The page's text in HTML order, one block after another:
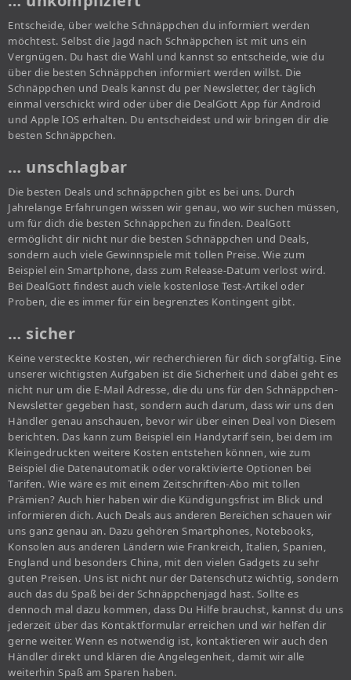
Entscheide, über welche Schnäppchen du informiert werden
möchtest. Selbst die Jagd nach Schnäppchen ist mit uns ein
Vergnügen. Du hast die Wahl und kannst so entscheide, wie du
über die besten Schnäppchen informiert werden willst. Die
Schnäppchen und Deals kannst du per Newsletter, der täglich
einmal verschickt wird oder über die DealGott App für Android
und Apple IOS erhalten. Du entscheidest und wir bringen dir die
besten Schnäppchen.
… unschlagbar
Die besten Deals und schnäppchen gibt es bei uns. Durch
Jahrelange Erfahrungen wissen wir genau, wo wir suchen müssen,
um für dich die besten Schnäppchen zu finden. DealGott
ermöglicht dir nicht nur die besten Schnäppchen und Deals,
sondern auch viele Gewinnspiele mit tollen Preise. Wie zum
Beispiel ein Smartphone, dass zum Release-Datum verlost wird.
Bei DealGott findest auch viele kostenlose Test-Artikel oder
Proben, die es immer für ein begrenztes Kontingent gibt.
… sicher
Keine versteckte Kosten, wir recherchieren für dich sorgfältig. Eine
unserer wichtigsten Aufgaben ist die Sicherheit und dabei geht es
nicht nur um die E-Mail Adresse, die du uns für den Schnäppchen-
Newsletter gegeben hast, sondern auch darum, dass wir uns den
Händler genau anschauen, bevor wir über einen Deal von Diesem
berichten. Das kann zum Beispiel ein Handytarif sein, bei dem im
Kleingedruckten weitere Kosten entstehen können, wie zum
Beispiel die Datenautomatik oder voraktivierte Optionen bei
Tarifen. Wie wäre es mit einem Zeitschriften-Abo mit tollen
Prämien? Auch hier haben wir die Kündigungsfrist im Blick und
informieren dich. Auch Deals aus anderen Bereichen schauen wir
uns ganz genau an. Dazu gehören Smartphones, Notebooks,
Konsolen aus anderen Ländern wie Frankreich, Italien, Spanien,
England und besonders China, mit den vielen Gadgets zu sehr
guten Preisen. Uns ist nicht nur der Datenschutz wichtig, sondern
auch das du Spaß bei der Schnäppchenjagd hast. Sollte es
dennoch mal dazu kommen, dass Du Hilfe brauchst, kannst du uns
jederzeit über das Kontaktformular erreichen und wir helfen dir
gerne weiter. Wenn es notwendig ist, kontaktieren wir auch den
Händler direkt und klären die Angelegenheit, damit wir alle
weiterhin Spaß am Sparen haben.